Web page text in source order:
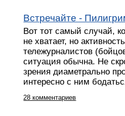
Встречайте -
Вот тот самый случай,
не хватает, но
тележурналистов
ситуация обычна. Не
зрения диаметрально
интересно с ним
28 комментариев